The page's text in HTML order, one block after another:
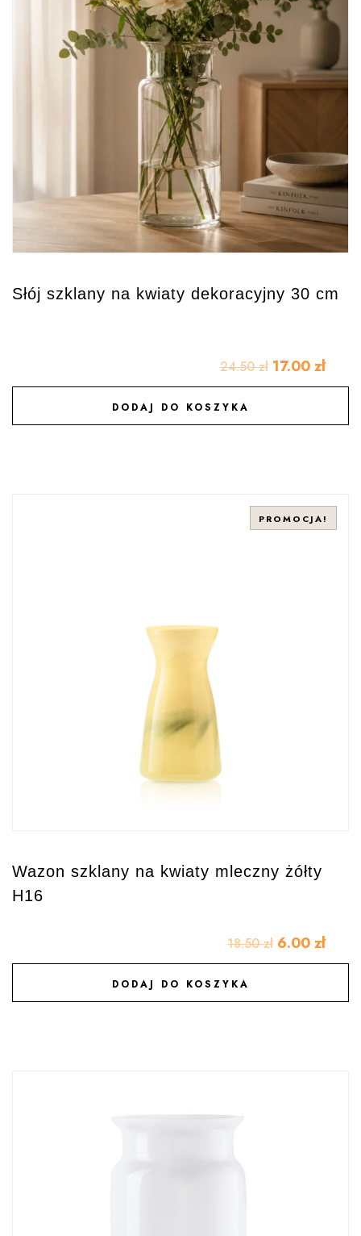
Słój szklany na kwiaty dekoracyjny 30 cm
24.50zł 17.00 zł
DODAJ DO KOSZYKA
DODAJ DO ULUBIONYCH
PROMOCJA!
Wazon szklany na kwiaty mleczny żółty
H16
18.50zł 6.00 zł
DODAJ DO KOSZYKA
DODAJ DO ULUBIONYCH